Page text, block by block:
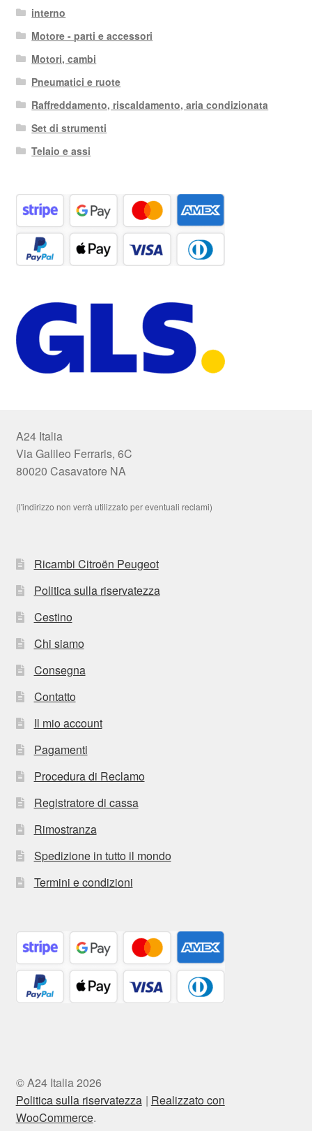
interno
Motore - parti e accessori
Motori, cambi
Pneumatici e ruote
Raffreddamento, riscaldamento, aria condizionata
Set di strumenti
Telaio e assi
A24 Italia
Via Galileo Ferraris, 6C
80020 Casavatore NA
(l'indirizzo non verrà utilizzato per eventuali reclami)
Ricambi Citroën Peugeot
Politica sulla riservatezza
Cestino
Chi siamo
Consegna
Contatto
Il mio account
Pagamenti
Procedura di Reclamo
Registratore di cassa
Rimostranza
Spedizione in tutto il mondo
Termini e condizioni
© A24 Italia 2026
Politica sulla riservatezza
Realizzato con
WooCommerce.